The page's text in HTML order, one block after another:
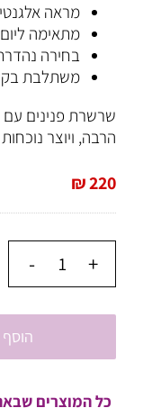
מראה אלגנטי
מתאימה
בחירה
משתלבת
שרשרת פנינים עם
הרבה, ויוצר
₪220
כל המוצרים